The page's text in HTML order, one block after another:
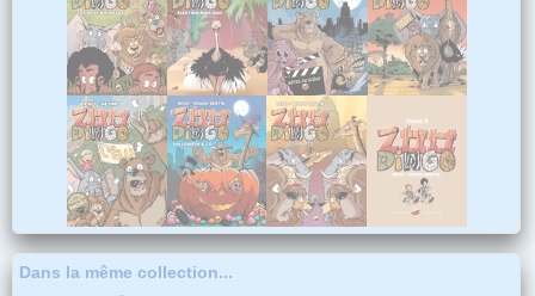
Dans la même collection...